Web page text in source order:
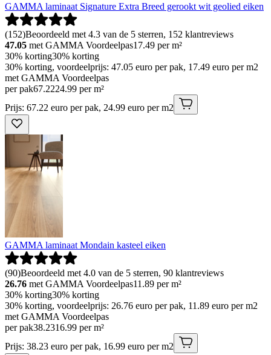
GAMMA laminaat Signature Extra Breed gerookt wit geolied eiken
(152)Beoordeeld met 4.3 van de 5 sterren, 152 klantreviews
47.05 met GAMMA Voordeelpas17.49 per m²
30% korting30% korting
30% korting, voordeelprijs: 47.05 euro per pak, 17.49 euro per m2
met GAMMA Voordeelpas
per pak67.2224.99 per m²
Prijs: 67.22 euro per pak, 24.99 euro per m2
GAMMA laminaat Mondain kasteel eiken
(90)Beoordeeld met 4.0 van de 5 sterren, 90 klantreviews
26.76 met GAMMA Voordeelpas11.89 per m²
30% korting30% korting
30% korting, voordeelprijs: 26.76 euro per pak, 11.89 euro per m2
met GAMMA Voordeelpas
per pak38.2316.99 per m²
Prijs: 38.23 euro per pak, 16.99 euro per m2